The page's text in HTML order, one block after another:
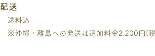
配送
送料込
※沖縄・離島への発送は追加料金2,200円(税